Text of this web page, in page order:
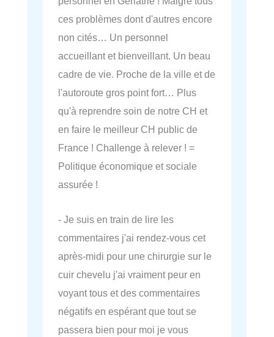
ces problèmes dont d'autres encore
non cités… Un personnel
accueillant et bienveillant. Un beau
cadre de vie. Proche de la ville et de
l'autoroute gros point fort… Plus
qu'à reprendre soin de notre CH et
en faire le meilleur CH public de
France ! Challenge à relever ! =
Politique économique et sociale
assurée !
- Je suis en train de lire les
commentaires j'ai rendez-vous cet
après-midi pour une chirurgie sur le
cuir chevelu j'ai vraiment peur en
voyant tous et des commentaires
négatifs en espérant que tout se
passera bien pour moi je vous